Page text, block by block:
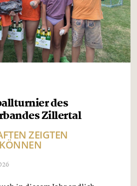
des
Zillertal
ZEIGTEN